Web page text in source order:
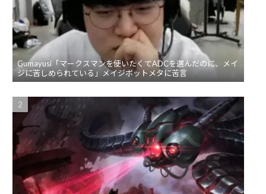
Gumayusi「マークスマンを使いたくてADCを選んだのに、メイ
ジに苦しめられている」メイジボットメタに苦言